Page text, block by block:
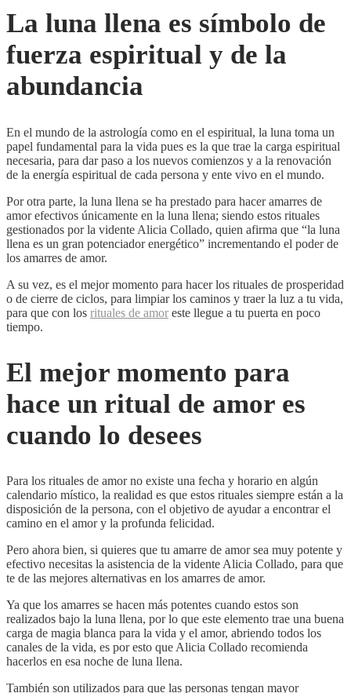
La luna llena es símbolo de
fuerza espiritual y de la
abundancia
En el mundo de la astrología como en el espiritual, la luna toma un
papel fundamental para la vida pues es la que trae la carga espiritual
necesaria, para dar paso a los nuevos comienzos y a la renovación
de la energía espiritual de cada persona y ente vivo en el mundo.
Por otra parte, la luna llena se ha prestado para hacer amarres de
amor efectivos únicamente en la luna llena; siendo estos rituales
gestionados por la vidente Alicia Collado, quien afirma que “la luna
llena es un gran potenciador energético” incrementando el poder de
los amarres de amor.
A su vez, es el mejor momento para hacer los rituales de prosperidad
o de cierre de ciclos, para limpiar los caminos y traer la luz a tu vida,
para que con los rituales de amor este llegue a tu puerta en poco
tiempo.
El mejor momento para
hace un ritual de amor es
cuando lo desees
Para los rituales de amor no existe una fecha y horario en algún
calendario místico, la realidad es que estos rituales siempre están a la
disposición de la persona, con el objetivo de ayudar a encontrar el
camino en el amor y la profunda felicidad.
Pero ahora bien, si quieres que tu amarre de amor sea muy potente y
efectivo necesitas la asistencia de la vidente Alicia Collado, para que
te de las mejores alternativas en los amarres de amor.
Ya que los amarres se hacen más potentes cuando estos son
realizados bajo la luna llena, por lo que este elemento trae una buena
carga de magia blanca para la vida y el amor, abriendo todos los
canales de la vida, es por esto que Alicia Collado recomienda
hacerlos en esa noche de luna llena.
También son utilizados para que las personas tengan mayor